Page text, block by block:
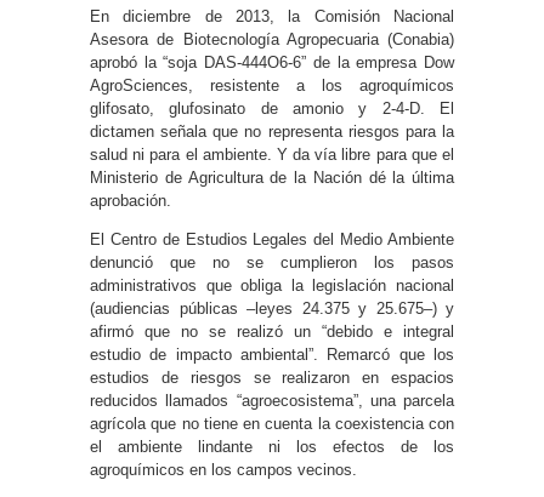
En diciembre de 2013, la Comisión Nacional
Asesora de Biotecnología Agropecuaria (Conabia)
aprobó la “soja DAS-444O6-6” de la empresa Dow
AgroSciences, resistente a los agroquímicos
glifosato, glufosinato de amonio y 2-4-D. El
dictamen señala que no representa riesgos para la
salud ni para el ambiente. Y da vía libre para que el
Ministerio de Agricultura de la Nación dé la última
aprobación.
El Centro de Estudios Legales del Medio Ambiente
denunció que no se cumplieron los pasos
administrativos que obliga la legislación nacional
(audiencias públicas –leyes 24.375 y 25.675–) y
afirmó que no se realizó un “debido e integral
estudio de impacto ambiental”. Remarcó que los
estudios de riesgos se realizaron en espacios
reducidos llamados “agroecosistema”, una parcela
agrícola que no tiene en cuenta la coexistencia con
el ambiente lindante ni los efectos de los
agroquímicos en los campos vecinos.